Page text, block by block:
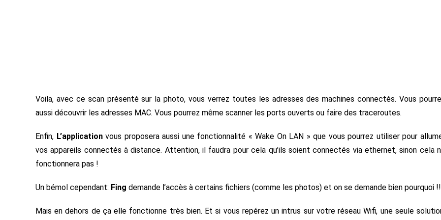
Voila, avec ce scan présenté sur la photo, vous verrez toutes les adresses des machines connectés. Vous
aussi découvrir les adresses MAC. Vous pourrez même scanner les ports ouverts ou faire des traceroutes.
Enfin, L’applicationvous proposera aussi une fonctionnalité « Wake On LAN » que vous pourrez utiliser pour
vos appareils connectés à distance. Attention, il faudra pour cela qu’ils soient connectés via ethernet, sinon cela
fonctionnera pas !
Un bémol cependant: Fing demande l’accès à certains fichiers (comme les photos) et on se demande bien pourquoi
Mais en dehors de ça elle fonctionne très bien. Et si vous repérez un intrus sur votre réseau Wifi, une seule